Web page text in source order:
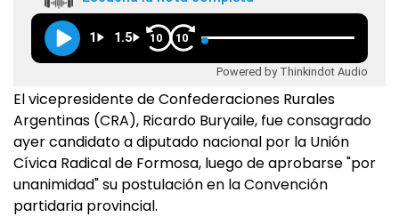
1 1.5 10 10
Powered by Thinkindot Audio
El vicepresidente de Confederaciones Rurales
Argentinas (CRA), Ricardo Buryaile, fue consagrado
ayer candidato a diputado nacional por la Unión
Cívica Radical de Formosa, luego de aprobarse "por
unanimidad" su postulación en la Convención
partidaria provincial.